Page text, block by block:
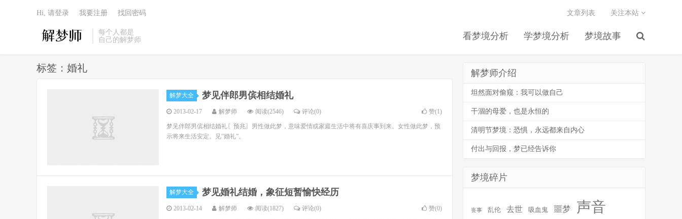
每个人都是
自己的解梦师
看梦境分析 学梦境分析 梦境故事
文章列表 关注本站
Hi, 请登录 我要注册 找回密码
标签：婚礼
解梦大全 梦见伴郎男傧相结婚礼
2013-02-17 解梦师 阅读(2546) 评论(0) 赞(1)
梦见伴郎男傧相结婚礼〖预兆〗男性做此梦，意味爱情或家庭生活中将有喜庆事到来。女性做此梦，预
示将来生活安定。见”婚礼”。
解梦大全 梦见婚礼结婚，象征短暂愉快经历
2013-02-14 解梦师 阅读(1827) 评论(0) 赞(0)
解梦师介绍
坦然面对偷窥：我可以做自己
干涸的母爱，也是永恒的
清明节梦境：恐惧，永远都来自内心
付出与回报，梦已经告诉你
梦境碎片
丧事 乱伦 去世 吸血鬼 噩梦 声音